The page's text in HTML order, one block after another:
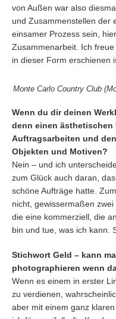
von Außen war also
und Zusammenstellen der
einsamer Prozess sein,
Zusammenarbeit. Ich
in dieser Form erschienen
Monte Carlo Country Club
Wenn du dir deinen
denn einen ästhetischen
Auftragsarbeiten und
Objekten und Motiven?
Nein – und ich
zum Glück auch daran,
schöne Aufträge hatte.
nicht, gewissermaßen
die eine kommerziell, die
bin und tue, was ich kann.
Stichwort Geld – kann
photographieren wenn
Wenn es einem in erster
zu verdienen,
aber mit einem ganz